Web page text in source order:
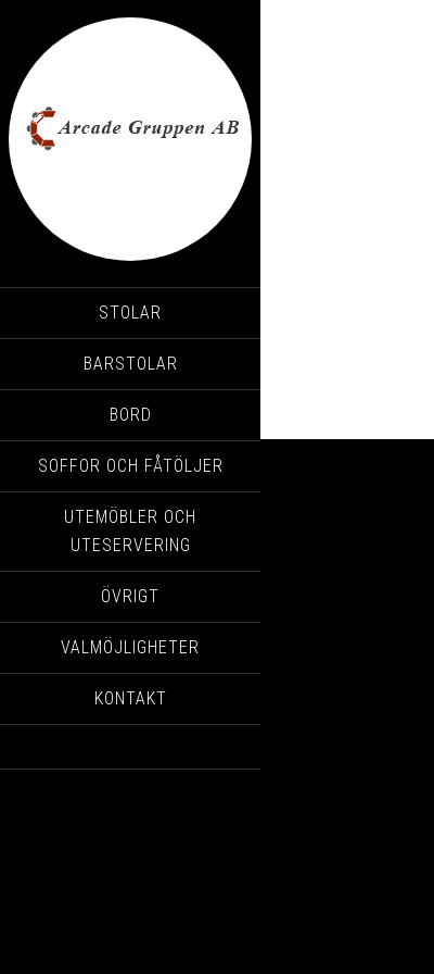
STOLAR
BARSTOLAR
BORD
SOFFOR OCH FÅTÖLJER
UTEMÖBLER OCH
UTESERVERING
ÖVRIGT
VALMÖJLIGHETER
KONTAKT